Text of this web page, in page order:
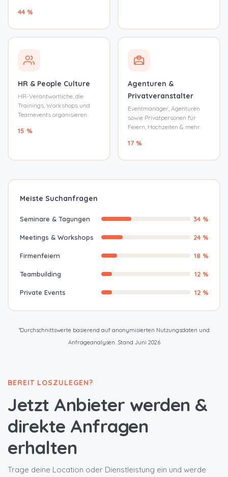
44 %
HR & People Culture
HR-Verantwortliche, die
Trainings, Workshops und
Teamevents organisieren.
15 %
Agenturen &
Privatveranstalter
Eventmanager, Agenturen
sowie Privatpersonen für
Feiern, Hochzeiten & mehr.
17 %
Meiste Suchanfragen
Seminare & Tagungen 34 %
Meetings & Workshops 24 %
Firmenfeiern 18 %
Teambuilding 12 %
Private Events 12 %
*Durchschnittswerte basierend auf anonymisierten Nutzungsdaten und
Anfrageanalysen. Stand Juni 2026
BEREIT LOSZULEGEN?
Jetzt Anbieter werden &
direkte Anfragen
erhalten
Trage deine Location oder Dienstleistung ein und werde